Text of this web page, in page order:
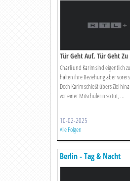
Tür Geht Auf, Tür Geht Zu
Charli und Karim sind eigentlich
halten ihre Beziehung aber
Doch Karim schießt übers Ziel
vor einer Mitschülerin so tut, ...
10-02-2025
Alle Folgen
Berlin - Tag & Nacht